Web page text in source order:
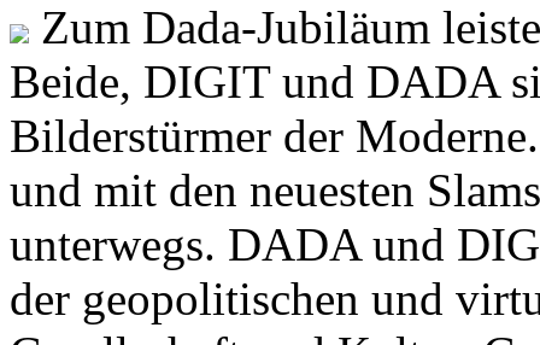
Zum Dada-Jubiläum
Beide, DIGIT und DADA
Bilderstürmer der
und mit den neuesten
unterwegs. DADA und
der geopolitischen und